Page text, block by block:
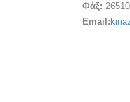
Φάξ:
Email: